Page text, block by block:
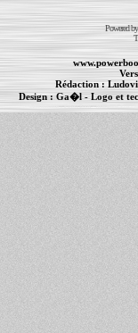
Powered
Rédaction :
Design : Ga�l- Logo et
PowerBook